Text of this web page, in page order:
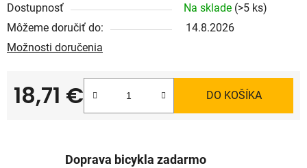
Dostupnosť Na sklade (>5 ks)
Môžeme doručiť do:
14.8.2026
Možnosti doručenia
18,71 €
Jednotková cena:
DO KOŠÍKA
Doprava bicykla zadarmo